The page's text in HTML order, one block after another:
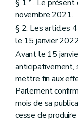
§ 1 . Le présent
novembre 2021.
§ 2. Les articles
le 15 janvier
Avant le 15
anticipativement,
mettre fin aux
Parlement
mois de sa
cesse de